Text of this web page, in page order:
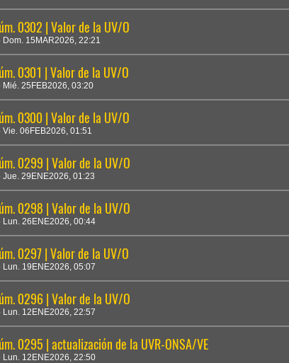
0302 | Valor de la UV/O
Dom. 15MAR2026, 22:21
0301 | Valor de la UV/O
Mié. 25FEB2026, 03:20
0300 | Valor de la UV/O
Vie. 06FEB2026, 01:51
0299 | Valor de la UV/O
Jue. 29ENE2026, 01:23
0298 | Valor de la UV/O
Lun. 26ENE2026, 00:44
0297 | Valor de la UV/O
Lun. 19ENE2026, 05:07
0296 | Valor de la UV/O
Lun. 12ENE2026, 22:57
0295 | actualización de la UVR-ONSA/VE
Lun. 12ENE2026, 22:50